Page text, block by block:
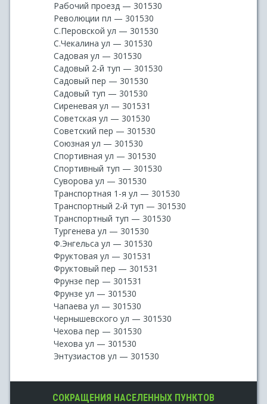
Рабочий проезд — 301530
Революции пл — 301530
С.Перовской ул — 301530
С.Чекалина ул — 301530
Садовая ул — 301530
Садовый 2-й туп — 301530
Садовый пер — 301530
Садовый туп — 301530
Сиреневая ул — 301531
Советская ул — 301530
Советский пер — 301530
Союзная ул — 301530
Спортивная ул — 301530
Спортивный туп — 301530
Суворова ул — 301530
Транспортная 1-я ул — 301530
Транспортный 2-й туп — 301530
Транспортный туп — 301530
Тургенева ул — 301530
Ф.Энгельса ул — 301530
Фруктовая ул — 301531
Фруктовый пер — 301531
Фрунзе пер — 301531
Фрунзе ул — 301530
Чапаева ул — 301530
Чернышевского ул — 301530
Чехова пер — 301530
Чехова ул — 301530
Энтузиастов ул — 301530
СОКРАЩЕНИЯ НАСЕЛЕННЫХ ПУНКТОВ